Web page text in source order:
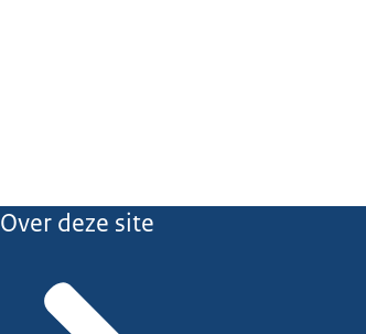
Over deze site